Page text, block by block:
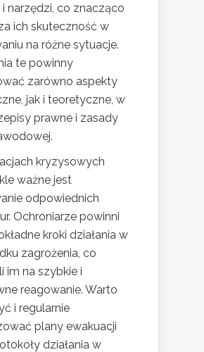
narzędzi, co znacząco
ich skuteczność w
na różne sytuacje.
te powinny
zarówno aspekty
jak i teoretyczne, w
prawne i zasady
kryzysowych
ważne jest
odpowiednich
Ochroniarze powinni
kroki działania w
zagrożenia, co
im na szybkie i
reagowanie. Warto
i regularnie
plany ewakuacji
działania w